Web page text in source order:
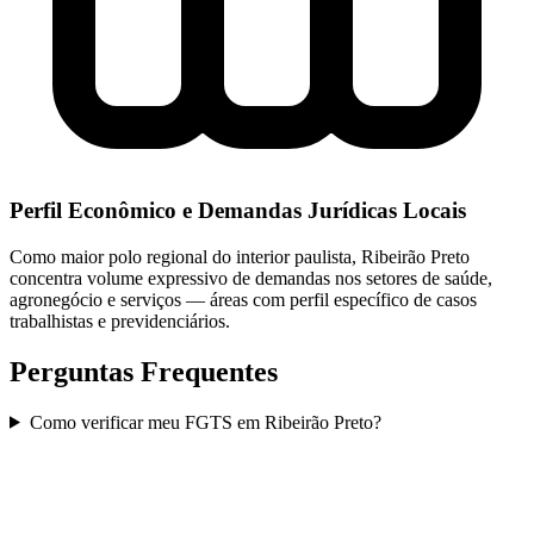
Perfil Econômico e Demandas Jurídicas Locais
Como maior polo regional do interior paulista, Ribeirão Preto
concentra volume expressivo de demandas nos setores de saúde,
agronegócio e serviços — áreas com perfil específico de casos
trabalhistas e previdenciários.
Perguntas Frequentes
Como verificar meu FGTS em Ribeirão Preto?